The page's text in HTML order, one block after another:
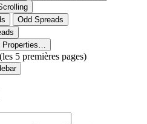
Odd Spreads
Properties…
5 premières pages)